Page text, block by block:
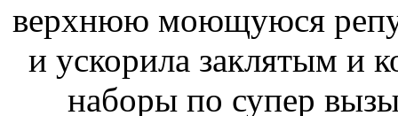
верхнюю моющуюся
и ускорила заклятым и
наборы по супер